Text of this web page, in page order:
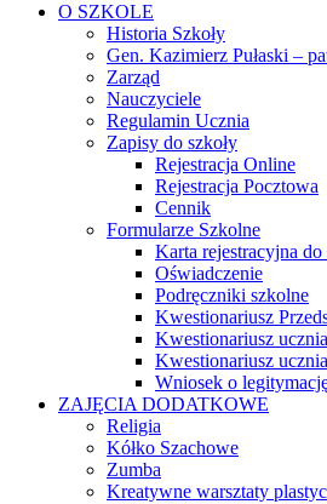
O SZKOLE
Historia Szkoły
Gen. Kazimierz Pułaski –
Zarząd
Nauczyciele
Regulamin Ucznia
Zapisy do szkoły
Rejestracja Online
Rejestracja Pocztowa
Cennik
Formularze Szkolne
Karta rejestracyjna do
Oświadczenie
Podręczniki szkolne
Kwestionariusz
Kwestionariusz
Kwestionariusz
Wniosek o
ZAJĘCIA DODATKOWE
Religia
Kółko Szachowe
Zumba
Kreatywne warsztaty